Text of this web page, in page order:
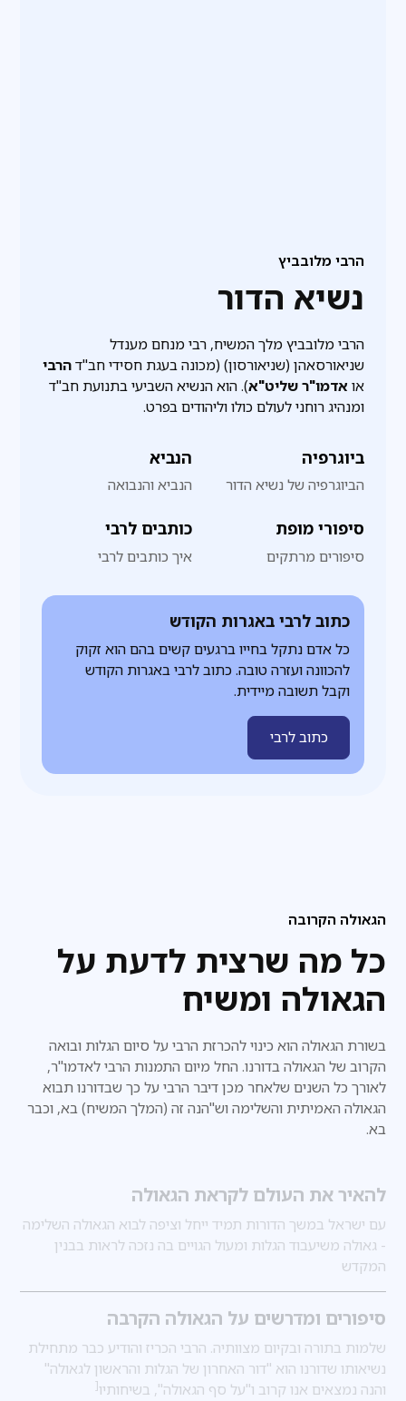
הרבי מלובביץ
נשיא הדור
הרבי מלובביץ מלך המשיח, רבי מנחם מענדל
שניאורסאהן (שניאורסון) (מכונה בעגת חסידי חב"דהרבי
אואדמו"ר שליט"א). הוא הנשיא השביעי בתנועת חב"ד
ומנהיג רוחני לעולם כולו וליהודים בפרט.
ביוגרפיה
הביוגרפיה של נשיא הדור
הנביא
הנביא והנבואה
סיפורי מופת
סיפורים מרתקים
כותבים לרבי
איך כותבים לרבי
כתוב לרבי באגרות הקודש
כל אדם נתקל בחייו ברגעים קשים בהם הוא זקוק
להכוונה ועזרה טובה. כתוב לרבי באגרות הקודש
וקבל תשובה מיידית.
כתוב לרבי
הגאולה הקרובה
כל מה שרצית לדעת על
הגאולה ומשיח
בשורת הגאולה הוא כינוי להכרזת הרבי על סיום הגלות ובואה
הקרוב של הגאולה בדורנו. החל מיום התמנות הרבי לאדמו"ר,
לאורך כל השנים שלאחר מכן דיבר הרבי על כך שבדורנו תבוא
הגאולה האמיתית והשלימה וש"הנה זה (המלך המשיח) בא, וכבר
בא.
להאיר את העולם לקראת הגאולה
עם ישראל במשך הדורות תמיד ייחל וציפה לבוא הגאולה השלימה
- גאולה משיעבוד הגלות ומעול הגויים בה נזכה לראות בבנין
המקדש
סיפורים ומדרשים על הגאולה הקרבה
שלמות בתורה ובקיום מצוותיה. הרבי הכריז והודיע כבר מתחילת
נשיאותו שדורנו הוא "דור האחרון של הגלות והראשון לגאולה"
והנה נמצאים אנו קרוב ו"על סף הגאולה", בשיחותיו[